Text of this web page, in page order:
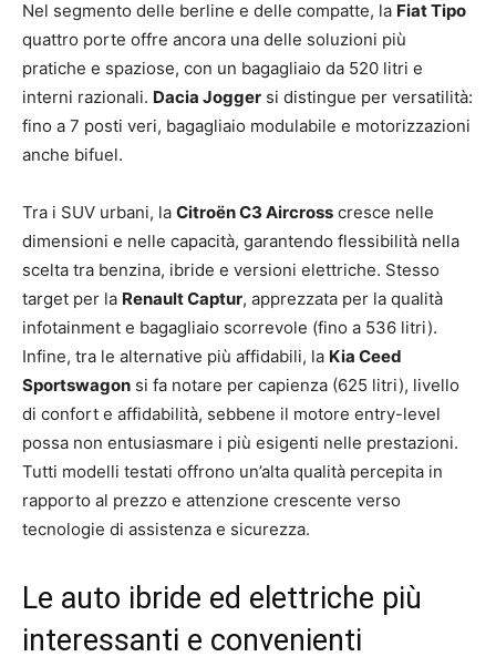
Nel segmento delle berline e delle compatte, la Fiat Tipo
quattro porte offre ancora una delle soluzioni più
pratiche e spaziose, con un bagagliaio da 520 litri e
interni razionali. Dacia Jogger si distingue per versatilità:
fino a 7 posti veri, bagagliaio modulabile e motorizzazioni
anche bifuel.
Tra i SUV urbani, la Citroën C3 Aircross cresce nelle
dimensioni e nelle capacità, garantendo flessibilità nella
scelta tra benzina, ibride e versioni elettriche. Stesso
target per la Renault Captur, apprezzata per la qualità
infotainment e bagagliaio scorrevole (fino a 536 litri).
Infine, tra le alternative più affidabili, la Kia Ceed
Sportswagon si fa notare per capienza (625 litri), livello
di confort e affidabilità, sebbene il motore entry-level
possa non entusiasmare i più esigenti nelle prestazioni.
Tutti modelli testati offrono un’alta qualità percepita in
rapporto al prezzo e attenzione crescente verso
tecnologie di assistenza e sicurezza.
Le auto ibride ed elettriche più
interessanti e convenienti